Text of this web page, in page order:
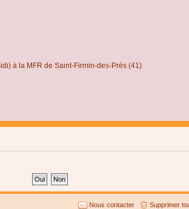
à la MFR de Saint-Firmin-des-Près (41)
Supprimer
Nous contacter